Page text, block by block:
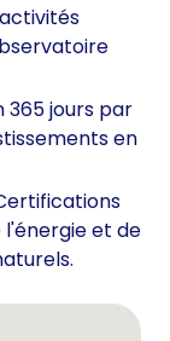
365 jours par
en
l'énergie et de